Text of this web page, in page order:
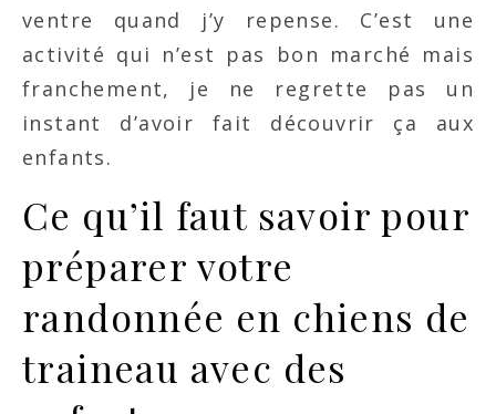
ventre quand j’y repense. C’est une
activité qui n’est pas bon marché mais
franchement, je ne regrette pas un
instant d’avoir fait découvrir ça aux
enfants.
Ce qu’il faut savoir pour
préparer votre
randonnée en chiens de
traineau avec des